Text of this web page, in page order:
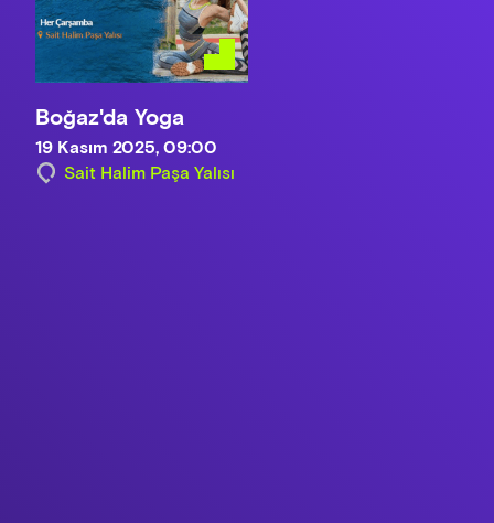
Boğaz'da Yoga
19 Kasım 2025, 09:00
Sait Halim Paşa Yalısı